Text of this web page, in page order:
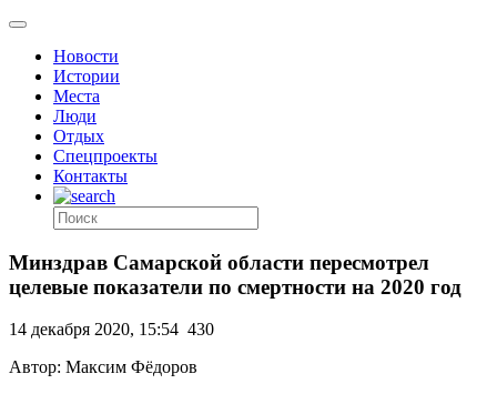
Новости
Истории
Места
Люди
Отдых
Спецпроекты
Контакты
Минздрав Самарской области пересмотрел
целевые показатели по смертности на 2020 год
14 декабря 2020, 15:54 430
Автор: Максим Фёдоров